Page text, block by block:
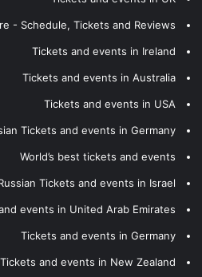
- Schedule, Tickets and Reviews
Tickets and events in Ireland
Tickets and events in Australia
Tickets and events in USA
Tickets and events in Germany
World’s best tickets and events
Tickets and events in Israel
events in United Arab Emirates
Tickets and events in Germany
Tickets and events in New Zealand